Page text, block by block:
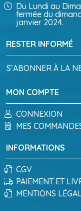
RESTER INFORMÉ
S’ABONNER À LA
MON COMPTE
CONNEXION
MES
Du Lundi au
fermée du
janvier 2024.
INFORMATIONS
CGV
PAIEMENT ET
MENTIONS